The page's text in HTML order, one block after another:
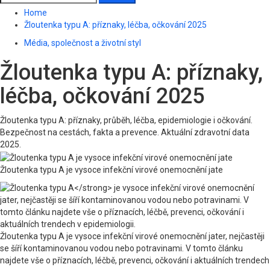
for:
Home
Žloutenka typu A: příznaky, léčba, očkování 2025
Média, společnost a životní styl
Žloutenka typu A: příznaky,
léčba, očkování 2025
Žloutenka typu A: příznaky, průběh, léčba, epidemiologie i očkování.
Bezpečnost na cestách, fakta a prevence. Aktuální zdravotní data
2025.
Žloutenka typu A je vysoce infekční virové onemocnění jate
Žloutenka typu A je vysoce infekční virové onemocnění jater, nejčastěji
se šíří kontaminovanou vodou nebo potravinami. V tomto článku
najdete vše o příznacích, léčbě, prevenci, očkování i aktuálních trendech